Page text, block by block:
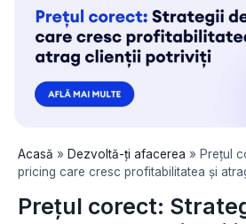
Acasă » Dezvoltă-ți afacerea » Prețul
pricing care cresc profitabilitatea și
Prețul corect: